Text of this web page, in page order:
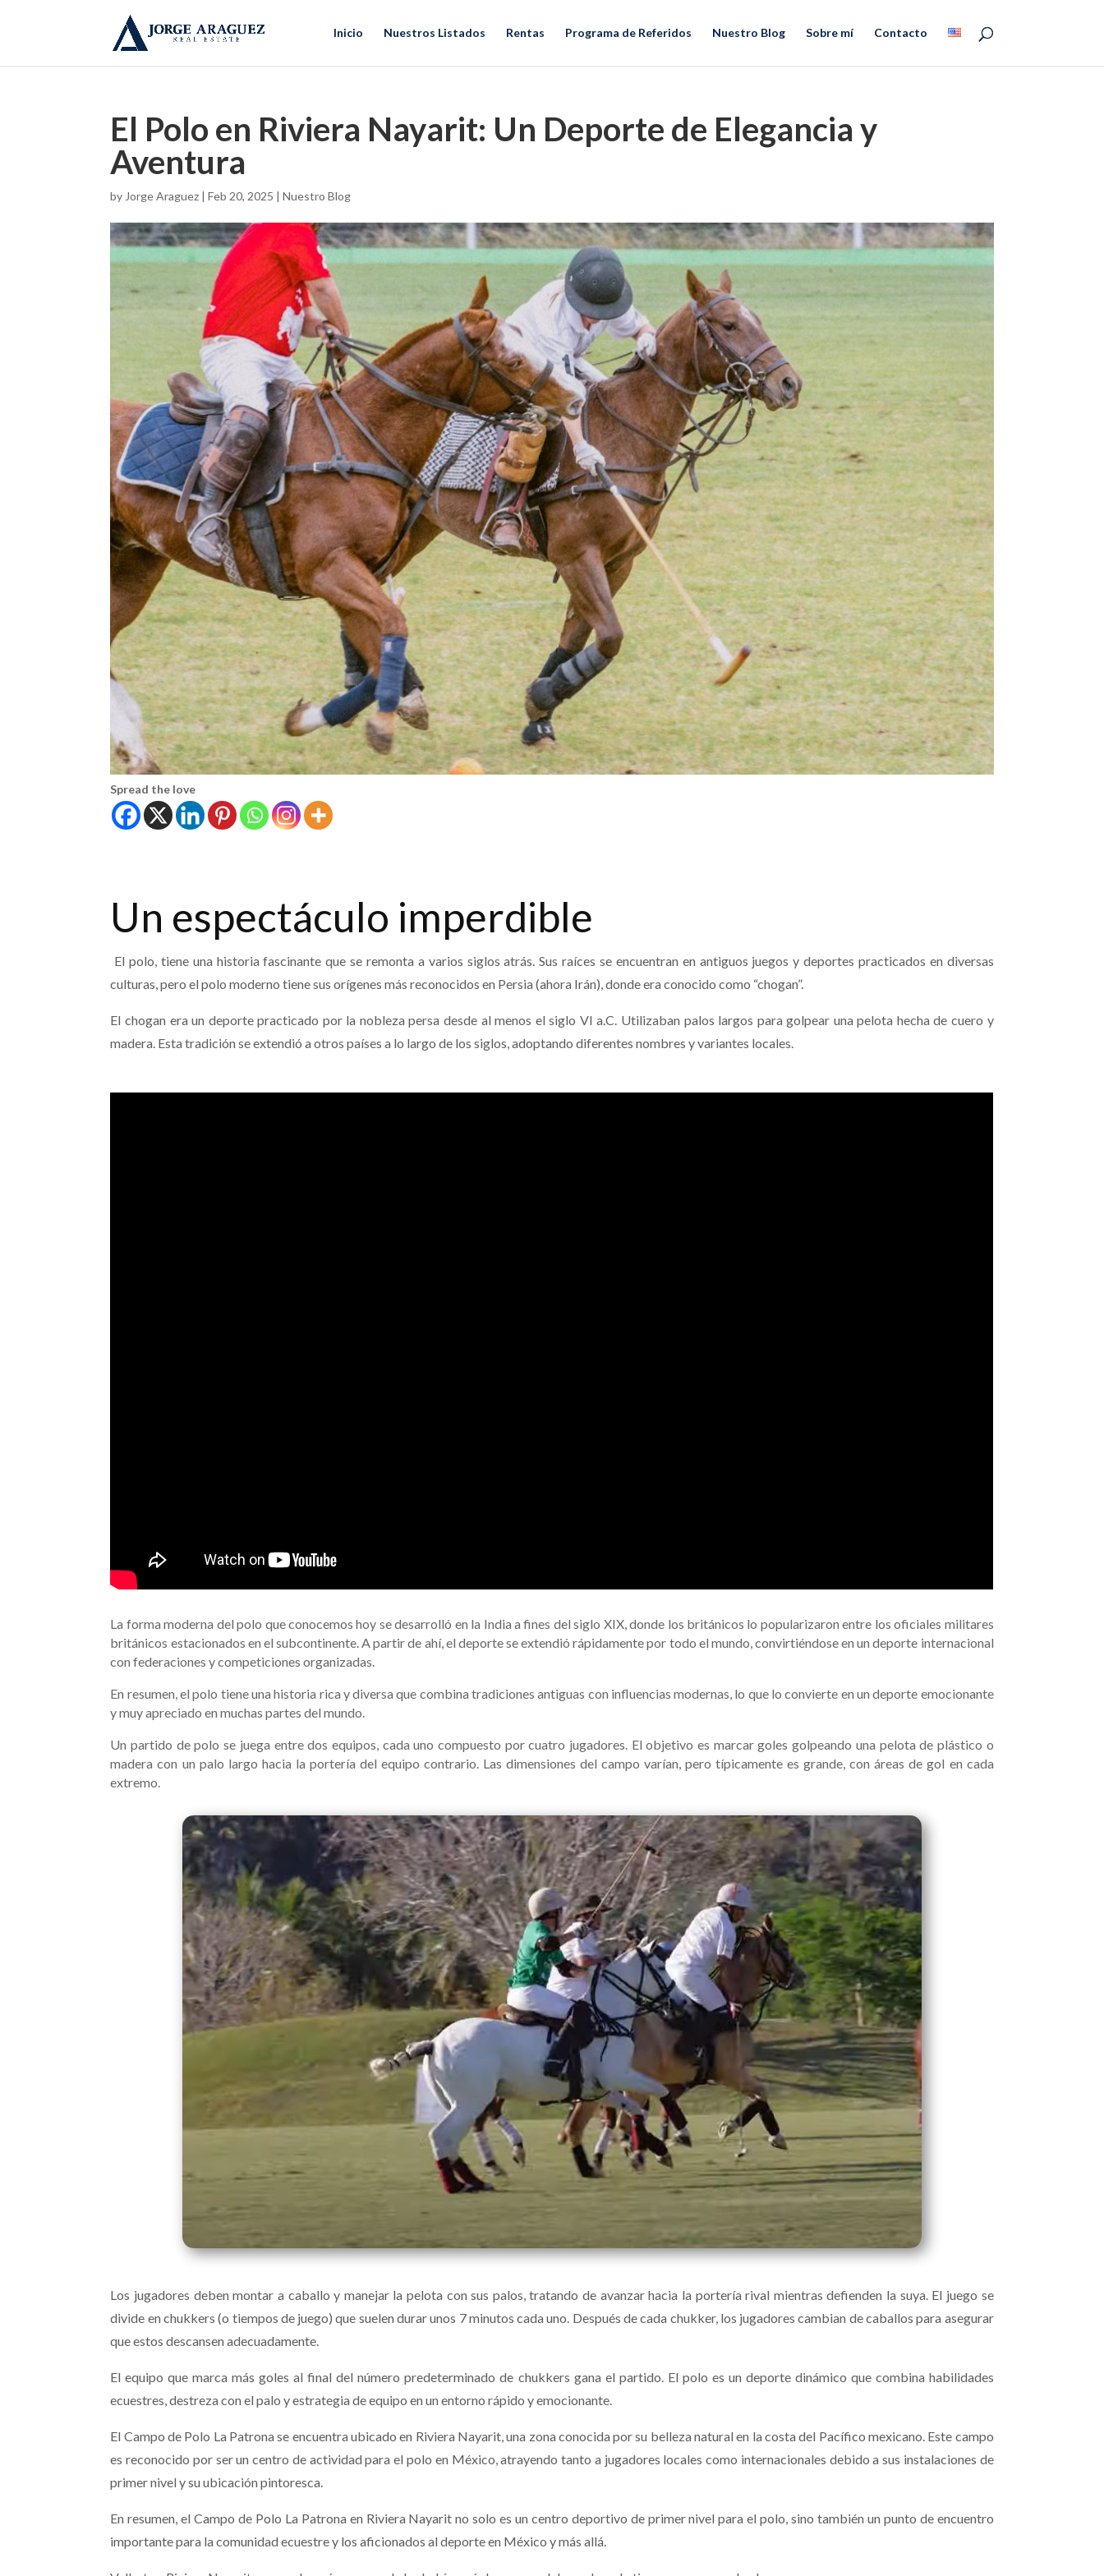
Inicio Nuestros Listados Rentas Programa de Referidos Nuestro Blog Sobre mí Contacto
El Polo en Riviera Nayarit: Un Deporte de Elegancia y
Aventura
by Jorge Araguez |Feb 20, 2025 |Nuestro Blog
Spread the love
Un espectáculo imperdible
El polo, tiene una historia fascinante que se remonta a varios siglos atrás. Sus raíces se encuentran en antiguos juegos y deportes practicados en diversas
culturas, pero el polo moderno tiene sus orígenes más reconocidos en Persia (ahora Irán), donde era conocido como “chogan”.
El chogan era un deporte practicado por la nobleza persa desde al menos el siglo VI a.C. Utilizaban palos largos para golpear una pelota hecha de cuero y
madera. Esta tradición se extendió a otros países a lo largo de los siglos, adoptando diferentes nombres y variantes locales.
La forma moderna del polo que conocemos hoy se desarrolló en la India a fines del siglo XIX, donde los británicos lo popularizaron entre los oficiales militares
británicos estacionados en el subcontinente. A partir de ahí, el deporte se extendió rápidamente por todo el mundo, convirtiéndose en un deporte internacional
con federaciones y competiciones organizadas.
En resumen, el polo tiene una historia rica y diversa que combina tradiciones antiguas con influencias modernas, lo que lo convierte en un deporte emocionante
y muy apreciado en muchas partes del mundo.
Un partido de polo se juega entre dos equipos, cada uno compuesto por cuatro jugadores. El objetivo es marcar goles golpeando una pelota de plástico o
madera con un palo largo hacia la portería del equipo contrario. Las dimensiones del campo varían, pero típicamente es grande, con áreas de gol en cada
extremo.
Los jugadores deben montar a caballo y manejar la pelota con sus palos, tratando de avanzar hacia la portería rival mientras defienden la suya. El juego se
divide en chukkers (o tiempos de juego) que suelen durar unos 7 minutos cada uno. Después de cada chukker, los jugadores cambian de caballos para asegurar
que estos descansen adecuadamente.
El equipo que marca más goles al final del número predeterminado de chukkers gana el partido. El polo es un deporte dinámico que combina habilidades
ecuestres, destreza con el palo y estrategia de equipo en un entorno rápido y emocionante.
El Campo de Polo La Patrona se encuentra ubicado en Riviera Nayarit, una zona conocida por su belleza natural en la costa del Pacífico mexicano. Este campo
es reconocido por ser un centro de actividad para el polo en México, atrayendo tanto a jugadores locales como internacionales debido a sus instalaciones de
primer nivel y su ubicación pintoresca.
En resumen, el Campo de Polo La Patrona en Riviera Nayarit no solo es un centro deportivo de primer nivel para el polo, sino también un punto de encuentro
importante para la comunidad ecuestre y los aficionados al deporte en México y más allá.